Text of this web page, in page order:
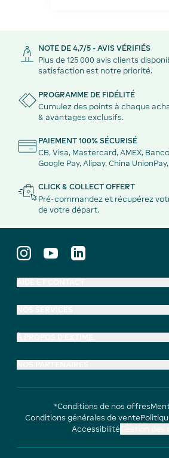
NOTE DE 4,7/5 - AVIS VÉRIFIÉS
Plus de 125 000 avis clients
satisfaction est notre priorité.
PROGRAMME DE FIDÉLITÉ
Cumulez des points à chaque
& avantages exclusifs.
PAIEMENT 100% SÉCURISÉ
CB, Visa, Mastercard, AMEX,
Google Pay, Alipay, China
CLICK & COLLECT OFFERT
Pré-commandez et récupérez
de votre départ.
*Conditions de nos offres
Conditions générales de vente
Accessibilité